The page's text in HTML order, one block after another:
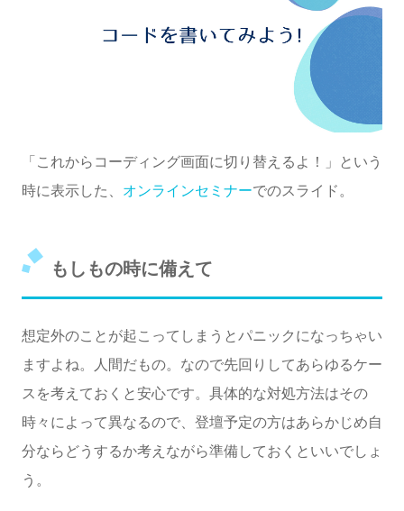
「これからコーディング画面に切り替えるよ！」という
時に表示した、 オンラインセミナーでのスライド。
もしもの時に備えて
想定外のことが起こってしまうとパニックになっちゃい
ますよね。人間だもの。なので先回りしてあらゆるケー
スを考えておくと安心です。具体的な対処方法はその
時々によって異なるので、登壇予定の方はあらかじめ自
分ならどうするか考えながら準備しておくといいでしょ
う。